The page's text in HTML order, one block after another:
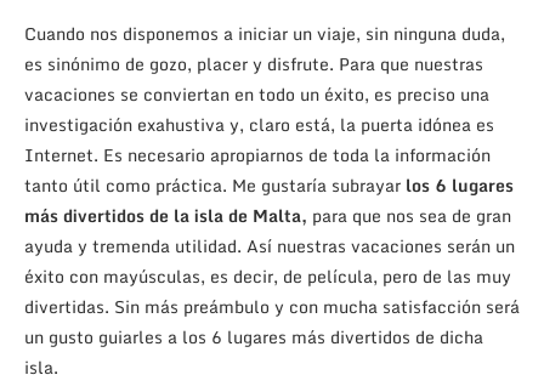
Cuando nos disponemos a iniciar un viaje, sin ninguna duda,
es sinónimo de gozo, placer y disfrute. Para que nuestras
vacaciones se conviertan en todo un éxito, es preciso una
investigación exahustiva y, claro está, la puerta idónea es
Internet. Es necesario apropiarnos de toda la información
tanto útil como práctica. Me gustaría subrayar los 6 lugares
más divertidos de la isla de Malta, para que nos sea de gran
ayuda y tremenda utilidad. Así nuestras vacaciones serán un
éxito con mayúsculas, es decir, de película, pero de las muy
divertidas. Sin más preámbulo y con mucha satisfacción será
un gusto guiarles a los 6 lugares más divertidos de dicha
isla.